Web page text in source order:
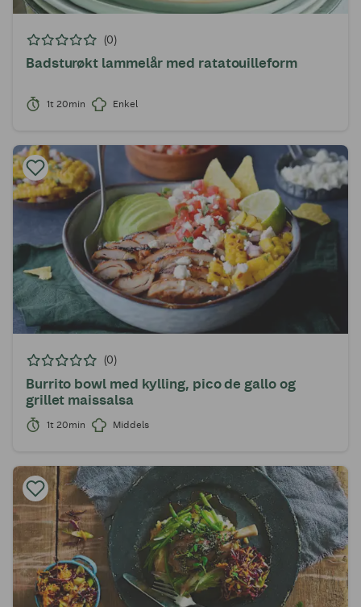
(0)
Badsturøkt lammelår med ratatouilleform
1t 20min Enkel
(0)
Burrito bowl med kylling, pico de gallo og
grillet maissalsa
1t 20min Middels